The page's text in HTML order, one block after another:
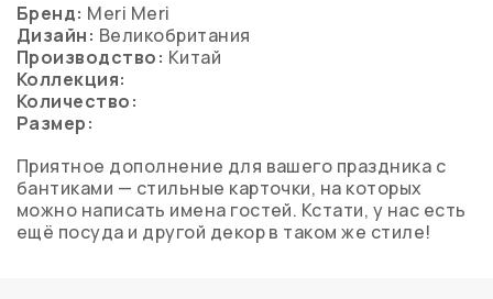
Бренд: Meri Meri
Дизайн: Великобритания
Производство: Китай
Коллекция:
Количество:
Размер:
Приятное дополнение для вашего праздника с
бантиками — стильные карточки, на которых
можно написать имена гостей. Кстати, у нас есть
ещё посуда и другой декор в таком же стиле!